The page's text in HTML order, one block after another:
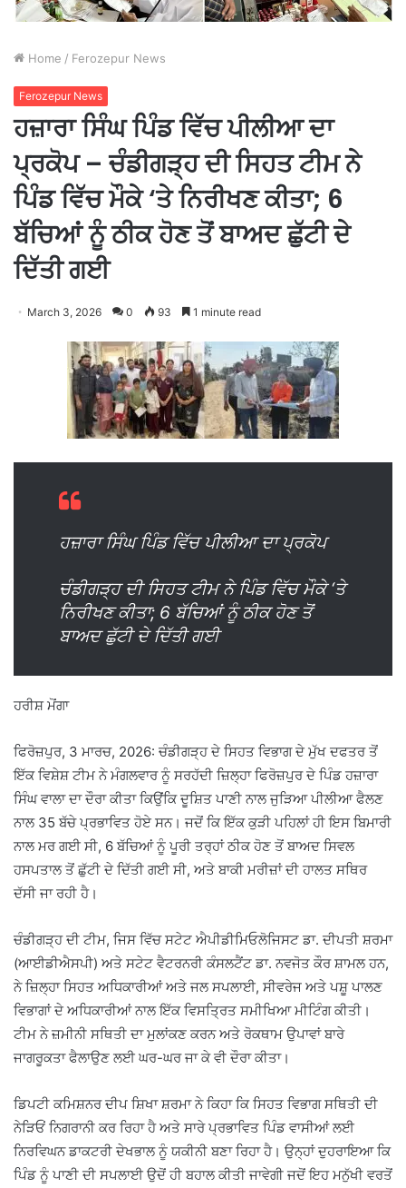
Home / Ferozepur News
Ferozepur News
ਹਜ਼ਾਰਾ ਸਿੰਘ ਪਿੰਡ ਵਿੱਚ ਪੀਲੀਆ ਦਾ
ਪ੍ਰਕੋਪ – ਚੰਡੀਗੜ੍ਹ ਦੀ ਸਿਹਤ ਟੀਮ ਨੇ
ਪਿੰਡ ਵਿੱਚ ਮੌਕੇ ‘ਤੇ ਨਿਰੀਖਣ ਕੀਤਾ; 6
ਬੱਚਿਆਂ ਨੂੰ ਠੀਕ ਹੋਣ ਤੋਂ ਬਾਅਦ ਛੁੱਟੀ ਦੇ
ਦਿੱਤੀ ਗਈ
March 3, 2026 0 93 1 minute read
ਹਜ਼ਾਰਾ ਸਿੰਘ ਪਿੰਡ ਵਿੱਚ ਪੀਲੀਆ ਦਾ ਪ੍ਰਕੋਪ
ਚੰਡੀਗੜ੍ਹ ਦੀ ਸਿਹਤ ਟੀਮ ਨੇ ਪਿੰਡ ਵਿੱਚ ਮੌਕੇ ‘ਤੇ
ਨਿਰੀਖਣ ਕੀਤਾ; 6 ਬੱਚਿਆਂ ਨੂੰ ਠੀਕ ਹੋਣ ਤੋਂ
ਬਾਅਦ ਛੁੱਟੀ ਦੇ ਦਿੱਤੀ ਗਈ
ਹਰੀਸ਼ ਮੋਂਗਾ
ਫਿਰੋਜ਼ਪੁਰ, 3 ਮਾਰਚ, 2026: ਚੰਡੀਗੜ੍ਹ ਦੇ ਸਿਹਤ ਵਿਭਾਗ ਦੇ ਮੁੱਖ ਦਫਤਰ ਤੋਂ
ਇੱਕ ਵਿਸ਼ੇਸ਼ ਟੀਮ ਨੇ ਮੰਗਲਵਾਰ ਨੂੰ ਸਰਹੱਦੀ ਜ਼ਿਲ੍ਹਾ ਫਿਰੋਜ਼ਪੁਰ ਦੇ ਪਿੰਡ ਹਜ਼ਾਰਾ
ਸਿੰਘ ਵਾਲਾ ਦਾ ਦੌਰਾ ਕੀਤਾ ਕਿਉਂਕਿ ਦੂਸ਼ਿਤ ਪਾਣੀ ਨਾਲ ਜੁੜਿਆ ਪੀਲੀਆ ਫੈਲਣ
ਨਾਲ 35 ਬੱਚੇ ਪ੍ਰਭਾਵਿਤ ਹੋਏ ਸਨ। ਜਦੋਂ ਕਿ ਇੱਕ ਕੁੜੀ ਪਹਿਲਾਂ ਹੀ ਇਸ ਬਿਮਾਰੀ
ਨਾਲ ਮਰ ਗਈ ਸੀ, 6 ਬੱਚਿਆਂ ਨੂੰ ਪੂਰੀ ਤਰ੍ਹਾਂ ਠੀਕ ਹੋਣ ਤੋਂ ਬਾਅਦ ਸਿਵਲ
ਹਸਪਤਾਲ ਤੋਂ ਛੁੱਟੀ ਦੇ ਦਿੱਤੀ ਗਈ ਸੀ, ਅਤੇ ਬਾਕੀ ਮਰੀਜ਼ਾਂ ਦੀ ਹਾਲਤ ਸਥਿਰ
ਦੱਸੀ ਜਾ ਰਹੀ ਹੈ।
ਚੰਡੀਗੜ੍ਹ ਦੀ ਟੀਮ, ਜਿਸ ਵਿੱਚ ਸਟੇਟ ਐਪੀਡੀਮਿਓਲੋਜਿਸਟ ਡਾ. ਦੀਪਤੀ ਸ਼ਰਮਾ
(ਆਈਡੀਐਸਪੀ) ਅਤੇ ਸਟੇਟ ਵੈਟਰਨਰੀ ਕੰਸਲਟੈਂਟ ਡਾ. ਨਵਜੋਤ ਕੌਰ ਸ਼ਾਮਲ ਹਨ,
ਨੇ ਜ਼ਿਲ੍ਹਾ ਸਿਹਤ ਅਧਿਕਾਰੀਆਂ ਅਤੇ ਜਲ ਸਪਲਾਈ, ਸੀਵਰੇਜ ਅਤੇ ਪਸ਼ੂ ਪਾਲਣ
ਵਿਭਾਗਾਂ ਦੇ ਅਧਿਕਾਰੀਆਂ ਨਾਲ ਇੱਕ ਵਿਸਤ੍ਰਿਤ ਸਮੀਖਿਆ ਮੀਟਿੰਗ ਕੀਤੀ।
ਟੀਮ ਨੇ ਜ਼ਮੀਨੀ ਸਥਿਤੀ ਦਾ ਮੁਲਾਂਕਣ ਕਰਨ ਅਤੇ ਰੋਕਥਾਮ ਉਪਾਵਾਂ ਬਾਰੇ
ਜਾਗਰੂਕਤਾ ਫੈਲਾਉਣ ਲਈ ਘਰ-ਘਰ ਜਾ ਕੇ ਵੀ ਦੌਰਾ ਕੀਤਾ।
ਡਿਪਟੀ ਕਮਿਸ਼ਨਰ ਦੀਪ ਸ਼ਿਖਾ ਸ਼ਰਮਾ ਨੇ ਕਿਹਾ ਕਿ ਸਿਹਤ ਵਿਭਾਗ ਸਥਿਤੀ ਦੀ
ਨੇੜਿਓਂ ਨਿਗਰਾਨੀ ਕਰ ਰਿਹਾ ਹੈ ਅਤੇ ਸਾਰੇ ਪ੍ਰਭਾਵਿਤ ਪਿੰਡ ਵਾਸੀਆਂ ਲਈ
ਨਿਰਵਿਘਨ ਡਾਕਟਰੀ ਦੇਖਭਾਲ ਨੂੰ ਯਕੀਨੀ ਬਣਾ ਰਿਹਾ ਹੈ। ਉਨ੍ਹਾਂ ਦੁਹਰਾਇਆ ਕਿ
ਪਿੰਡ ਨੂੰ ਪਾਣੀ ਦੀ ਸਪਲਾਈ ਉਦੋਂ ਹੀ ਬਹਾਲ ਕੀਤੀ ਜਾਵੇਗੀ ਜਦੋਂ ਇਹ ਮਨੁੱਖੀ ਵਰਤੋਂ